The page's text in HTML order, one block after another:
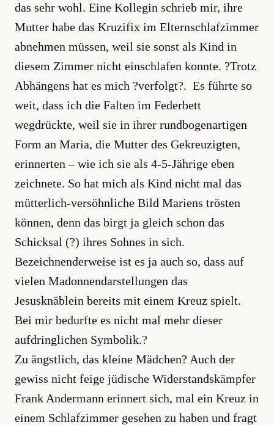
das sehr wohl. Eine Kollegin schrieb mir, ihre
Mutter habe das Kruzifix im Elternschlafzimmer
abnehmen müssen, weil sie sonst als Kind in
diesem Zimmer nicht einschlafen konnte. ?Trotz
Abhängens hat es mich ?verfolgt?. Es führte so
weit, dass ich die Falten im Federbett
wegdrückte, weil sie in ihrer rundbogenartigen
Form an Maria, die Mutter des Gekreuzigten,
erinnerten – wie ich sie als 4-5-Jährige eben
zeichnete. So hat mich als Kind nicht mal das
mütterlich-versöhnliche Bild Mariens trösten
können, denn das birgt ja gleich schon das
Schicksal (?) ihres Sohnes in sich.
Bezeichnenderweise ist es ja auch so, dass auf
vielen Madonnendarstellungen das
Jesusknäblein bereits mit einem Kreuz spielt.
Bei mir bedurfte es nicht mal mehr dieser
aufdringlichen Symbolik.?
Zu ängstlich, das kleine Mädchen? Auch der
gewiss nicht feige jüdische Widerstandskämpfer
Frank Andermann erinnert sich, mal ein Kreuz in
einem Schlafzimmer gesehen zu haben und fragt